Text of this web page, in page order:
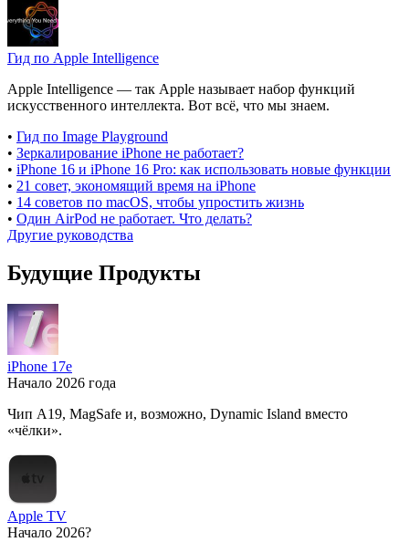
Гид по Apple Intelligence
Apple Intelligence — так Apple называет набор функций
искусственного интеллекта. Вот всё, что мы знаем.
• Гид по Image Playground
• Зеркалирование iPhone не работает?
• iPhone 16 и iPhone 16 Pro: как использовать новые функции
• 21 совет, экономящий время на iPhone
• 14 советов по macOS, чтобы упростить жизнь
• Один AirPod не работает. Что делать?
Другие руководства
Будущие Продукты
iPhone 17e
Начало 2026 года
Чип A19, MagSafe и, возможно, Dynamic Island вместо
«чёлки».
Apple TV
Начало 2026?